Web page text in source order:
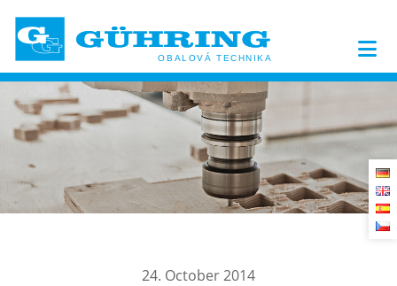
24. October 2014